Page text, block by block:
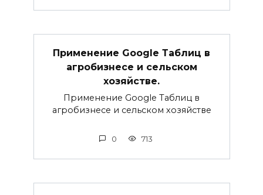
Применение Google Таблиц в
агробизнесе и сельском
хозяйстве.
Применение Google Таблиц в
агробизнесе и сельском хозяйстве
0 713